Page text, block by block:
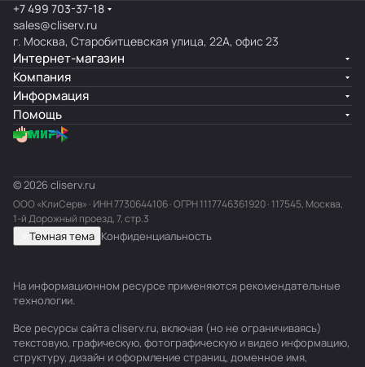
+7 499 703-37-18
sales@cliserv.ru
г. Москва, Старобитцевская улица, 22А, офис 23
Интернет-магазин
Компания
Информация
Помощь
© 2026 cliserv.ru
ООО «КлиСерв» · ИНН7730644106· ОГРН 1117746361920 · 117545, Москва,
1-й Дорожный проезд, 7, стр.3
Темная тема Конфиденциальность
На информационном ресурсе применяются рекомендательные
технологии.
Все ресурсы сайта cliserv.ru, включая (но не ограничиваясь)
текстовую, графическую, фотографическую и видео информацию,
структуру, дизайн и оформление страниц, доменное имя,